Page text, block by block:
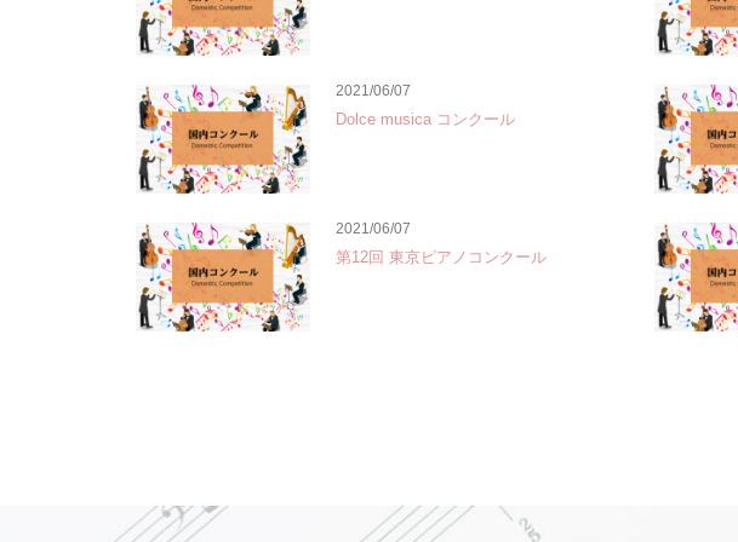
2021/06/07
Dolce musica コンクール
2021/06/07
第12回 東京ピアノコンクール